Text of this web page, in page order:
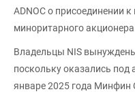
ADNOC о присоединении
миноритарного акционера.
Владельцы NIS
поскольку оказались
январе 2025 года